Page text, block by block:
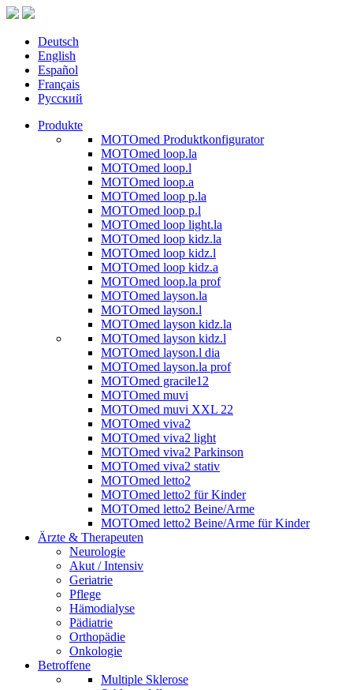
Deutsch
English
Español
Français
Русский
Produkte
MOTOmed Produktkonfigurator
MOTOmed loop.la
MOTOmed loop.l
MOTOmed loop.a
MOTOmed loop p.la
MOTOmed loop p.l
MOTOmed loop light.la
MOTOmed loop kidz.la
MOTOmed loop kidz.l
MOTOmed loop kidz.a
MOTOmed loop.la prof
MOTOmed layson.la
MOTOmed layson.l
MOTOmed layson kidz.la
MOTOmed layson kidz.l
MOTOmed layson.l dia
MOTOmed layson.la prof
MOTOmed gracile12
MOTOmed muvi
MOTOmed muvi XXL 22
MOTOmed viva2
MOTOmed viva2 light
MOTOmed viva2 Parkinson
MOTOmed viva2 stativ
MOTOmed letto2
MOTOmed letto2 für Kinder
MOTOmed letto2 Beine/Arme
MOTOmed letto2 Beine/Arme für Kinder
Ärzte & Therapeuten
Neurologie
Akut / Intensiv
Geriatrie
Pflege
Hämodialyse
Pädiatrie
Orthopädie
Onkologie
Betroffene
Multiple Sklerose